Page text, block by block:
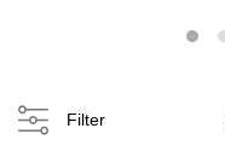
Filter